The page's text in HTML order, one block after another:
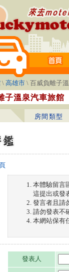
\ 高雄市 \ 百威負離子
子溫泉汽車旅館
房間類型
本體驗留言
這提出或發
發言者且請
請勿發表不
本網站保有
發表人